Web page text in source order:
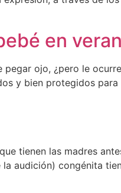
en
ojo, ¿pero le
y bien protegidos
tienen las madres
audición) congénita